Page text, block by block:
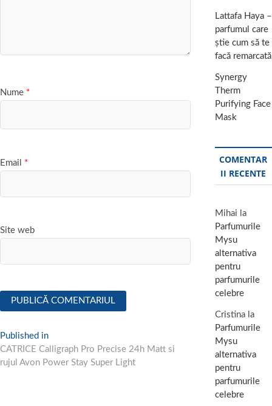
Nume *
Email *
Site web
Navigare
în
Published in
CATRICE Calligraph Pro Precise 24h Matt si
rujul Avon Power Stay Super Light
Lattafa Haya –
parfumul care
știe cum să te
facă remarcată
Synergy
Therm
Purifying Face
Mask
COMENTAR
II RECENTE
Mihai la
Parfumurile
Mysu
alternativa
pentru
parfumurile
celebre
Cristinala
Parfumurile
Mysu
alternativa
pentru
parfumurile
celebre